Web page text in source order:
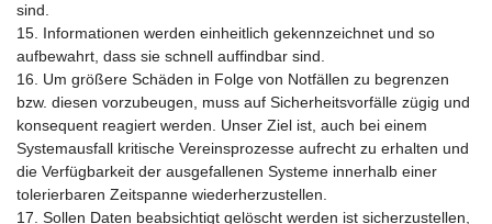
sind.
15. Informationen werden einheitlich gekennzeichnet und so
aufbewahrt, dass sie schnell auffindbar sind.
16. Um größere Schäden in Folge von Notfällen zu begrenzen
bzw. diesen vorzubeugen, muss auf Sicherheitsvorfälle zügig und
konsequent reagiert werden. Unser Ziel ist, auch bei einem
Systemausfall kritische Vereinsprozesse aufrecht zu erhalten und
die Verfügbarkeit der ausgefallenen Systeme innerhalb einer
tolerierbaren Zeitspanne wiederherzustellen.
17. Sollen Daten beabsichtigt gelöscht werden ist sicherzustellen,